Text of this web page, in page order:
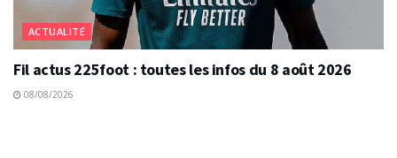
ACTUALITÉ
Fil actus 225foot : toutes les infos du 8 août 2026
08/08/2026